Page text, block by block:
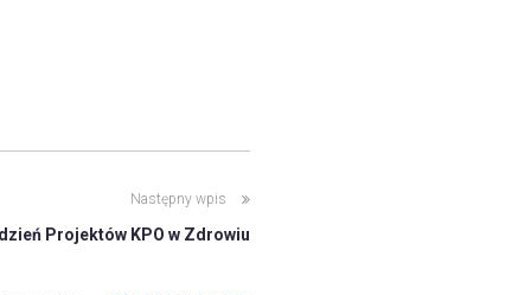
Następny wpis
Projektów KPO w Zdrowiu